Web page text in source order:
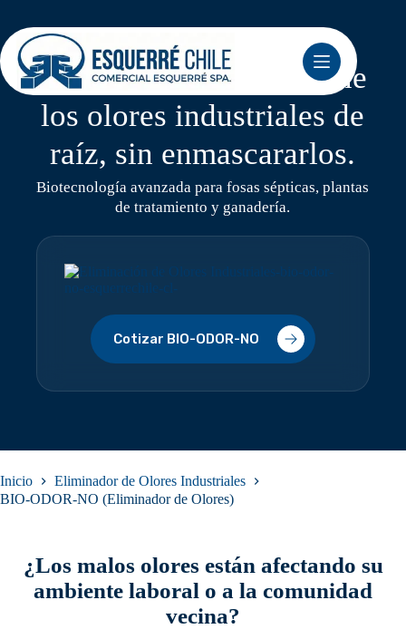
contenido
BIO-ODOR-NO: Elimine
los olores industriales de
raíz, sin enmascararlos.
Biotecnología avanzada para fosas sépticas, plantas
de tratamiento y ganadería.
Cotizar BIO-ODOR-NO
Inicio
Eliminador de Olores Industriales
BIO-ODOR-NO (Eliminador de Olores)
¿Los malos olores están afectando su
ambiente laboral o a la comunidad
vecina?